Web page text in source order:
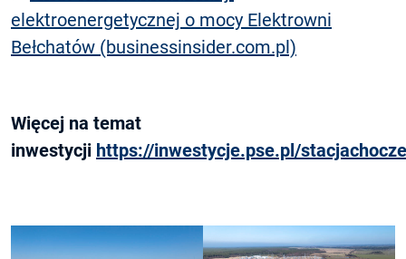
elektroenergetycznej o mocy Elektrowni
Bełchatów (businessinsider.com.pl)
Więcej na temat
inwestycji https://inwestycje.pse.pl/